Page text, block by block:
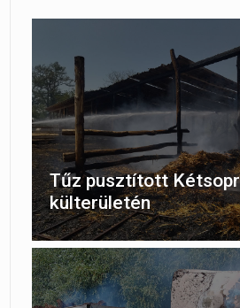
Tűz pusztított
külterületén